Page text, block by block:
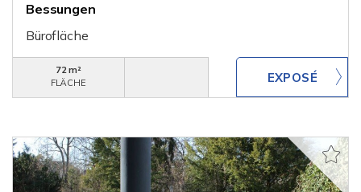
Bessungen
Bürofläche
72 m²
FLÄCHE